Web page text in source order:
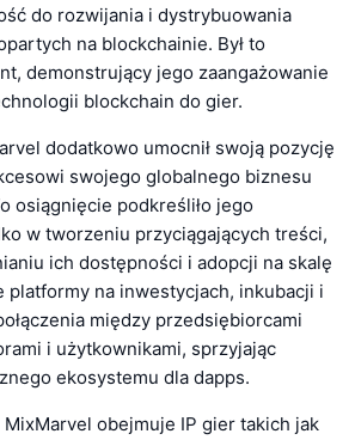
do rozwijania i dystrybuowania
na blockchainie. Był to
demonstrujący jego zaangażowanie
blockchain do gier.
dodatkowo umocnił swoją pozycję
swojego globalnego biznesu
osiągnięcie podkreśliło jego
w tworzeniu przyciągających treści,
ich dostępności i adopcji na skalę
platformy na inwestycjach, inkubacji i
między przedsiębiorcami
i użytkownikami, sprzyjając
ekosystemu dla dapps.
obejmuje IP gier takich jak